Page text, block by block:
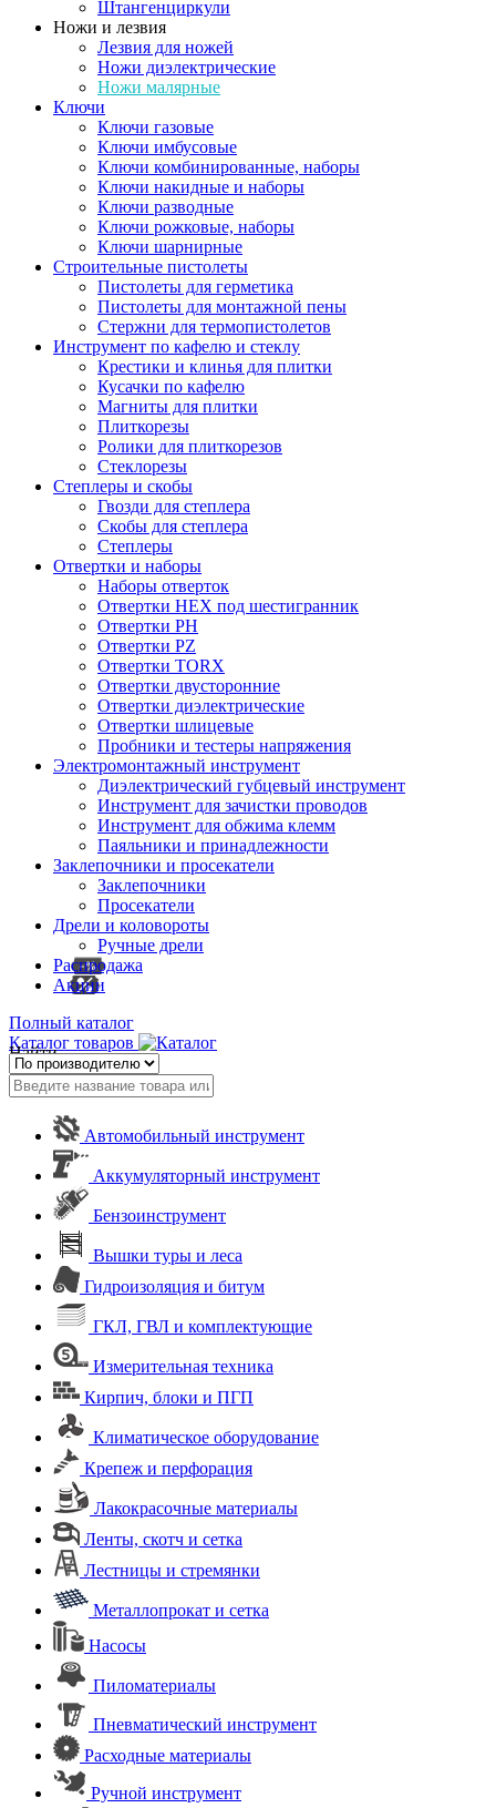
Штангенциркули
Ножи и лезвия
Лезвия для ножей
Ножи диэлектрические
Ножи малярные
Ключи
Ключи газовые
Ключи имбусовые
Ключи комбинированные, наборы
Ключи накидные и наборы
Ключи разводные
Ключи рожковые, наборы
Ключи шарнирные
Строительные пистолеты
Пистолеты для герметика
Пистолеты для монтажной пены
Стержни для термопистолетов
Инструмент по кафелю и стеклу
Крестики и клинья для плитки
Кусачки по кафелю
Магниты для плитки
Плиткорезы
Ролики для плиткорезов
Стеклорезы
Степлеры и скобы
Гвозди для степлера
Скобы для степлера
Степлеры
Отвертки и наборы
Наборы отверток
Отвертки HEX под шестигранник
Отвертки PH
Отвертки PZ
Отвертки TORX
Отвертки двусторонние
Отвертки диэлектрические
Отвертки шлицевые
Пробники и тестеры напряжения
Электромонтажный инструмент
Диэлектрический губцевый инструмент
Инструмент для зачистки проводов
Инструмент для обжима клемм
Паяльники и принадлежности
Заклепочники и просекатели
Заклепочники
Просекатели
Дрели и коловороты
Ручные дрели
Распродажа
Акции
Полный каталог
Каталог товаров
Найти
Автомобильный инструмент
Аккумуляторный инструмент
Бензоинструмент
Вышки туры и леса
Гидроизоляция и битум
ГКЛ, ГВЛ и комплектующие
Измерительная техника
Кирпич, блоки и ПГП
Климатическое оборудование
Крепеж и перфорация
Лакокрасочные материалы
Ленты, скотч и сетка
Лестницы и стремянки
Металлопрокат и сетка
Насосы
Пиломатериалы
Пневматический инструмент
Расходные материалы
Ручной инструмент